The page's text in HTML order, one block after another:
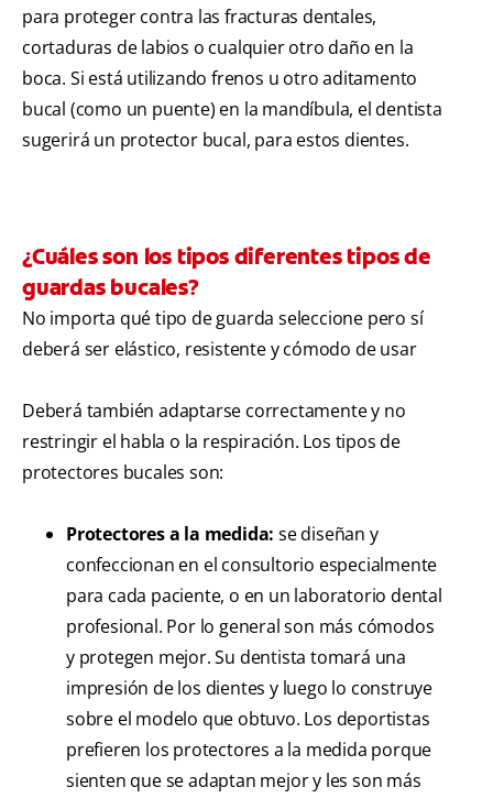
para proteger contra las fracturas dentales,
cortaduras de labios o cualquier otro daño en la
boca. Si está utilizando frenos u otro aditamento
bucal (como un puente) en la mandíbula, el dentista
sugerirá un protector bucal, para estos dientes.
¿Cuáles son los tipos diferentes tipos de
guardas bucales?
No importa qué tipo de guarda seleccione pero sí
deberá ser elástico, resistente y cómodo de usar
Deberá también adaptarse correctamente y no
restringir el habla o la respiración. Los tipos de
protectores bucales son:
Protectores a la medida: se diseñan y
confeccionan en el consultorio especialmente
para cada paciente, o en un laboratorio dental
profesional. Por lo general son más cómodos
y protegen mejor. Su dentista tomará una
impresión de los dientes y luego lo construye
sobre el modelo que obtuvo. Los deportistas
prefieren los protectores a la medida porque
sienten que se adaptan mejor y les son más